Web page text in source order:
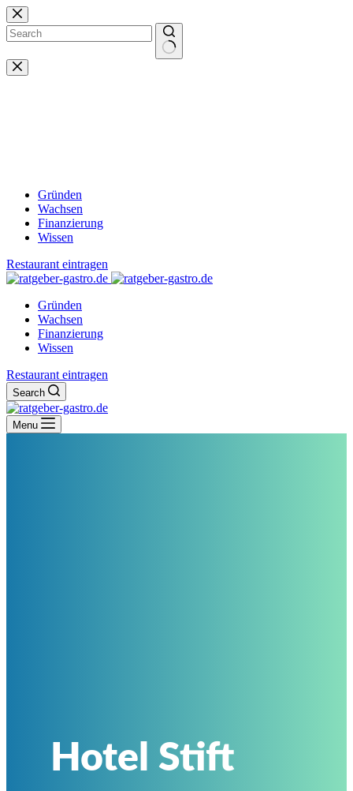
Zum
Inhalt
springen
Keine
Ergebnisse
Gründen
Wachsen
Finanzierung
Wissen
Restaurant eintragen
Gründen
Wachsen
Finanzierung
Wissen
Restaurant eintragen
Search
Menu
Hotel Stift